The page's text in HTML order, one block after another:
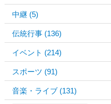
中継 (5)
伝統行事 (136)
イベント (214)
スポーツ (91)
音楽・ライブ (131)